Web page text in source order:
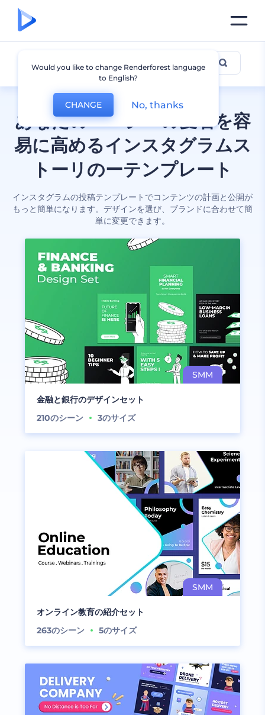
あなたのページへの愛着を容
易に高めるインスタグラムス
トーリのーテンプレート
インスタグラムの投稿テンプレートでコンテンツの計画と公開が
もっと簡単になります。デザインを選び、ブランドに合わせて簡
単に変更できます。
インスタグラム投稿
金融と銀行のデザインセット
210のシーン 3のサイズ
オンライン教育の紹介セット
263のシーン 5のサイズ
Would you like to change Renderforest language
to English?
CHANGE No, thanks